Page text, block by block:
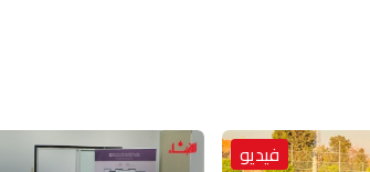
فيديو